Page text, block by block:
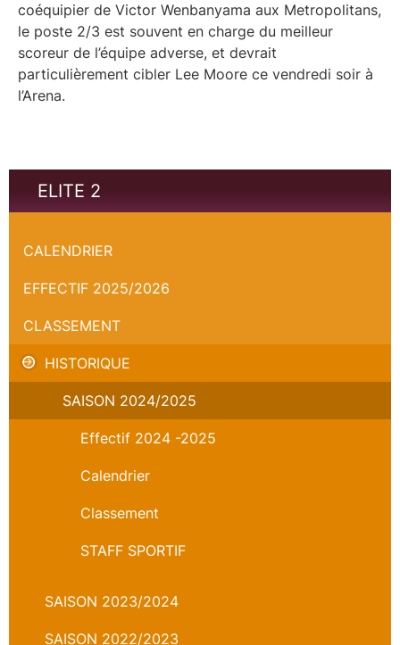
coéquipier de Victor Wenbanyama aux Metropolitans,
le poste 2/3 est souvent en charge du meilleur
scoreur de l’équipe adverse, et devrait
particulièrement cibler Lee Moore ce vendredi soir à
l’Arena.
ELITE 2
CALENDRIER
EFFECTIF 2025/2026
CLASSEMENT
HISTORIQUE
SAISON 2024/2025
Effectif 2024 -2025
Calendrier
Classement
STAFF SPORTIF
SAISON 2023/2024
SAISON 2022/2023